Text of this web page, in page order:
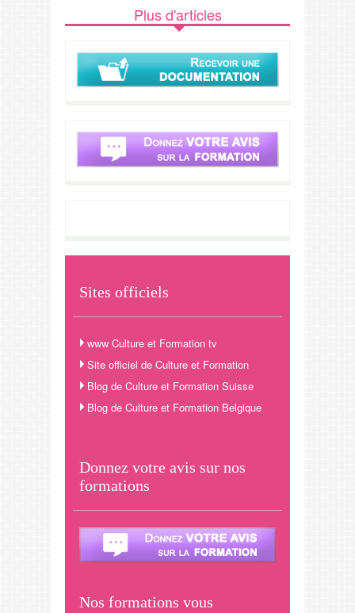
Plus d'articles
Sites officiels
www Culture et Formation tv
Site officiel de Culture et Formation
Blog de Culture et Formation Suisse
Blog de Culture et Formation Belgique
Donnez votre avis sur nos
formations
Nos formations vous